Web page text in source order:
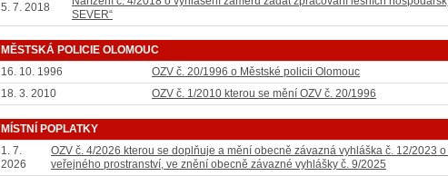
5. 7. 2018
SEVER“
MĚSTSKÁ POLICIE OLOMOUC
16. 10. 1996
OZV č. 20/1996 o Městské policii Olomouc
18. 3. 2010
OZV č. 1/2010 kterou se mění OZV č. 20/1996
MÍSTNÍ POPLATKY
1. 7.
2026
OZV č. 4/2026 kterou se doplňuje a mění obecně závazná vyhláška č. 12/2023
veřejného prostranství, ve znění obecně závazné vyhlášky č. 9/2025